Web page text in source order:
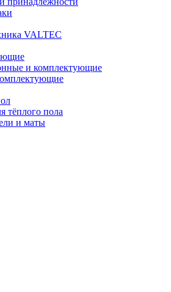
VALTEC
и комплектующие
тёплого пола
и маты